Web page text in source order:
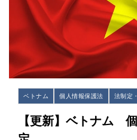
ベトナム 個人情報保護法 法制定
【更新】ベトナム